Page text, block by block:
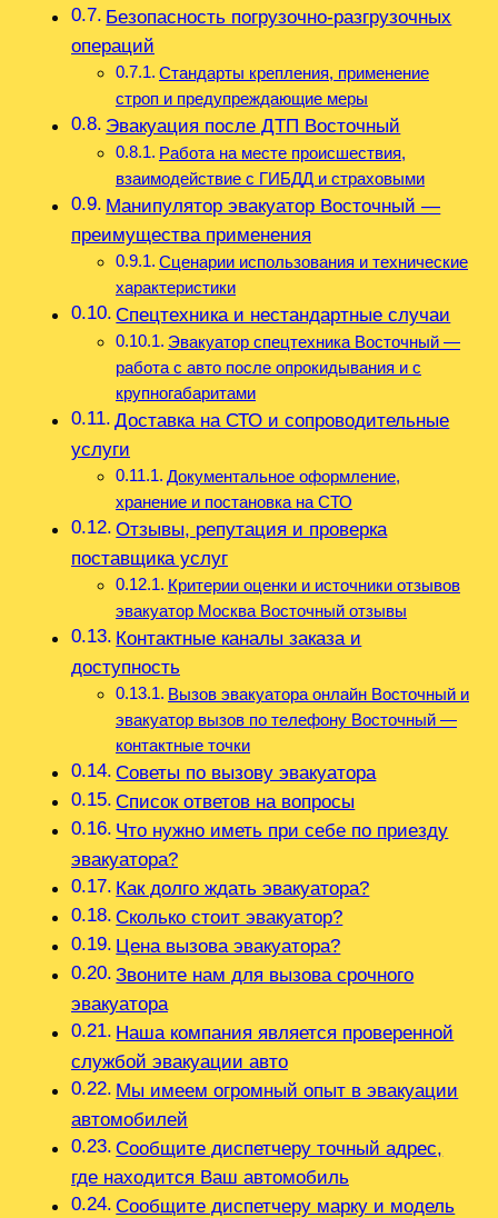
Безопасность погрузочно-разгрузочных
операций
Стандарты крепления, применение
строп и предупреждающие меры
Эвакуация после ДТП Восточный
Работа на месте происшествия,
взаимодействие с ГИБДД и страховыми
Манипулятор эвакуатор Восточный —
преимущества применения
Сценарии использования и технические
характеристики
Спецтехника и нестандартные случаи
Эвакуатор спецтехника Восточный —
работа с авто после опрокидывания и с
крупногабаритами
Доставка на СТО и сопроводительные
услуги
Документальное оформление,
хранение и постановка на СТО
Отзывы, репутация и проверка
поставщика услуг
Критерии оценки и источники отзывов
эвакуатор Москва Восточный отзывы
Контактные каналы заказа и
доступность
Вызов эвакуатора онлайн Восточный и
эвакуатор вызов по телефону Восточный —
контактные точки
Советы по вызову эвакуатора
Список ответов на вопросы
Что нужно иметь при себе по приезду
эвакуатора?
Как долго ждать эвакуатора?
Сколько стоит эвакуатор?
Цена вызова эвакуатора?
Звоните нам для вызова срочного
эвакуатора
Наша компания является проверенной
службой эвакуации авто
Мы имеем огромный опыт в эвакуации
автомобилей
Сообщите диспетчеру точный адрес,
где находится Ваш автомобиль
Сообщите диспетчеру марку и модель